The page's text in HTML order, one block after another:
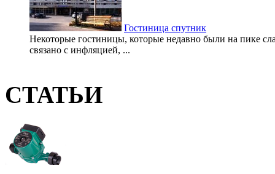
Гостиница спутник
Некоторые гостиницы, которые недавно были на пике
связано с инфляцией, ...
СТАТЬИ